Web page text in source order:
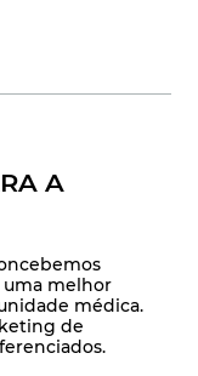
A
melhor
médica.
de